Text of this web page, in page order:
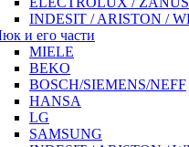
INDESIT / ARISTON /
и его части
MIELE
BEKO
BOSCH/SIEMENS/NEFF
HANSA
LG
SAMSUNG